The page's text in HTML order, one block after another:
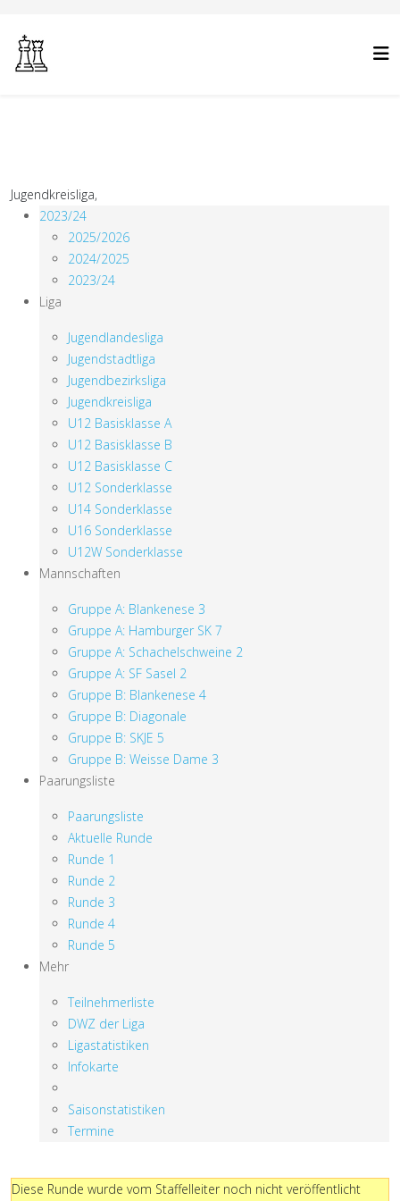
Jugendkreisliga,
2023/24
2025/2026
2024/2025
2023/24
Liga
Jugendlandesliga
Jugendstadtliga
Jugendbezirksliga
Jugendkreisliga
U12 Basisklasse A
U12 Basisklasse B
U12 Basisklasse C
U12 Sonderklasse
U14 Sonderklasse
U16 Sonderklasse
U12W Sonderklasse
Mannschaften
Gruppe A: Blankenese 3
Gruppe A: Hamburger SK 7
Gruppe A: Schachelschweine 2
Gruppe A: SF Sasel 2
Gruppe B: Blankenese 4
Gruppe B: Diagonale
Gruppe B: SKJE 5
Gruppe B: Weisse Dame 3
Paarungsliste
Paarungsliste
Aktuelle Runde
Runde 1
Runde 2
Runde 3
Runde 4
Runde 5
Mehr
Teilnehmerliste
DWZ der Liga
Ligastatistiken
Infokarte
Saisonstatistiken
Termine
Diese Runde wurde vom Staffelleiter noch nicht veröffentlicht